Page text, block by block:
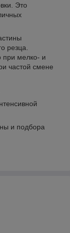
Это
резца.
при мелко- и
частой смене
и подбора